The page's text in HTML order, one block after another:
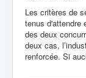
Les critères de
tenus d'attendre
des deux
deux cas,
renforcée. Si